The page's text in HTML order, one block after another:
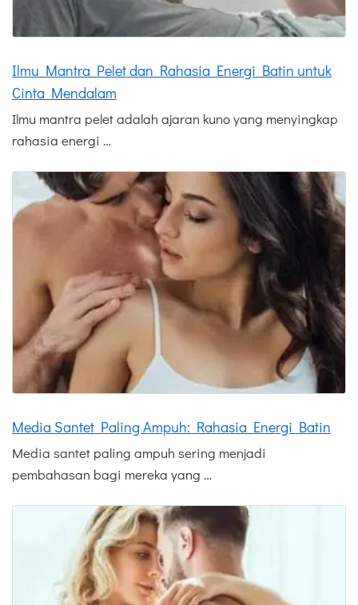
Ilmu Mantra Pelet dan Rahasia Energi Batin untuk
Cinta Mendalam
Ilmu mantra pelet adalah ajaran kuno yang menyingkap
rahasia energi …
Media Santet Paling Ampuh: Rahasia Energi Batin
Media santet paling ampuh sering menjadi
pembahasan bagi mereka yang …